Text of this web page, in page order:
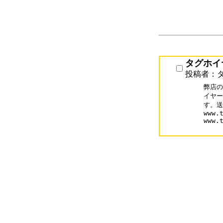
タグホ
投稿者：
弊店
イヤ
す。